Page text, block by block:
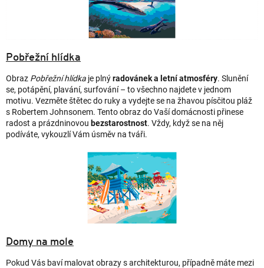
Pobřežní hlídka
Obraz Pobřežní hlídka je plnýradovánek a letní atmosféry. Slunění
se, potápění, plavání, surfování – to všechno najdete v jednom
motivu. Vezměte štětec do ruky a vydejte se na žhavou písčitou pláž
s Robertem Johnsonem. Tento obraz do Vaší domácnosti přinese
radost a prázdninovou bezstarostnost. Vždy, když se na něj
podíváte, vykouzlí Vám úsměv na tváři.
Domy na mole
Pokud Vás baví malovat obrazy s architekturou, případně máte mezi